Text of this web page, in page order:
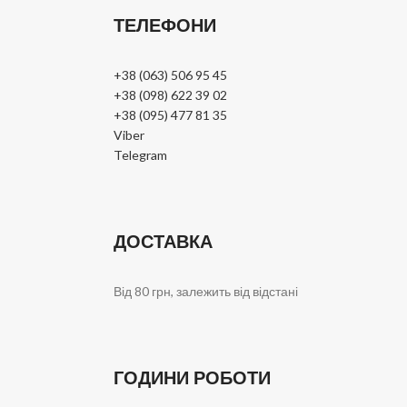
ТЕЛЕФОНИ
+38 (063) 506 95 45
+38 (098) 622 39 02
+38 (095) 477 81 35
Viber
Telegram
ДОСТАВКА
Від 80 грн, залежить від відстані
ГОДИНИ РОБОТИ